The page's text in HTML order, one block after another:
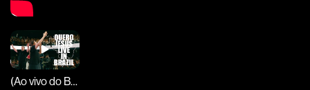
(Ao vivo do Brazil)